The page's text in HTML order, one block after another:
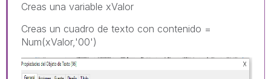
Creas una variable xValor
Creas un cuadro de texto con contenido =
Num(xValor,'00')